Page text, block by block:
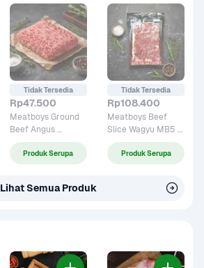
Tidak Tersedia
Rp47.500
Meatboys Ground
Beef Angus
Grassfed Premium
250 gram
Produk Serupa
Tidak Tersedia
Rp108.400
Meatboys Beef
Slice Wagyu MB5
Premium 300 gram
Produk Serupa
Lihat Semua Produk